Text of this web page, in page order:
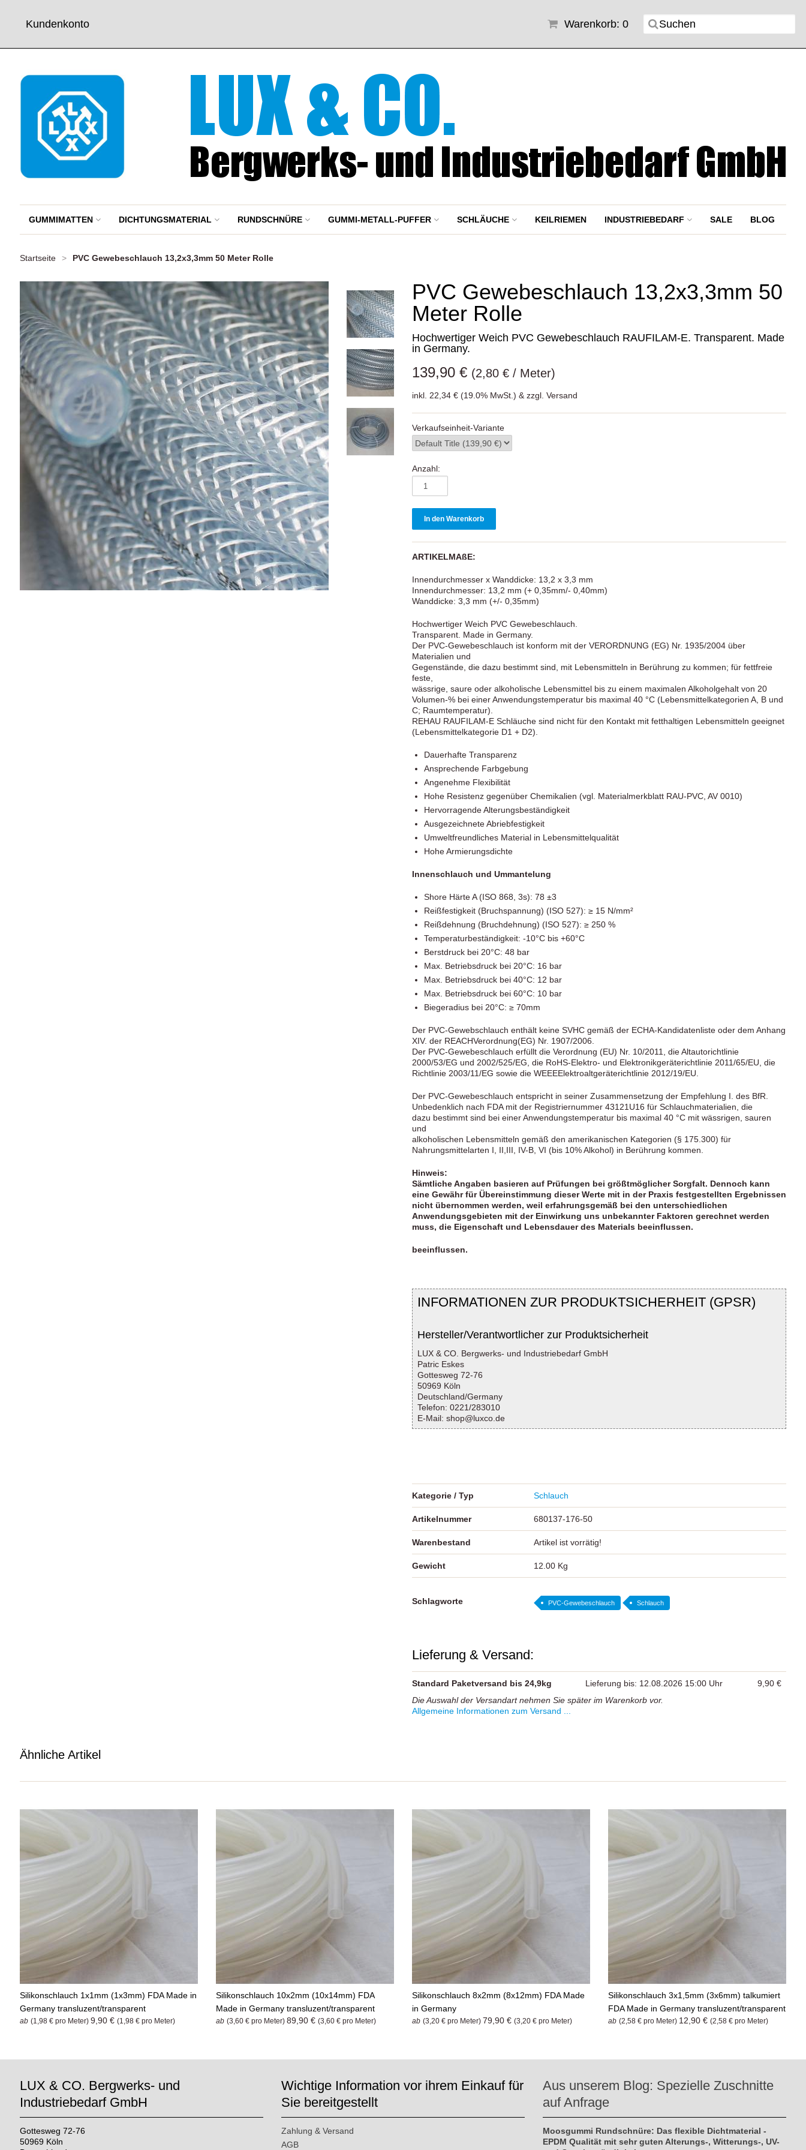
Warenkorb: 0
Kundenkonto
GUMMIMATTEN DICHTUNGSMATERIAL RUNDSCHNÜRE GUMMI-METALL-PUFFER SCHLÄUCHE KEILRIEMEN INDUSTRIEBEDARF SALE BLOG
Startseite > PVC Gewebeschlauch 13,2x3,3mm 50 Meter Rolle
PVC Gewebeschlauch 13,2x3,3mm 50
Meter Rolle
Hochwertiger Weich PVC Gewebeschlauch RAUFILAM-E. Transparent. Made
in Germany.
139,90 € (2,80 € / Meter)
inkl. 22,34 € (19.0% MwSt.) & zzgl. Versand
Verkaufseinheit-Variante
Anzahl:
ARTIKELMAßE:
Innendurchmesser x Wanddicke: 13,2 x 3,3 mm
Innendurchmesser: 13,2 mm (+ 0,35mm/- 0,40mm)
Wanddicke: 3,3 mm (+/- 0,35mm)
Hochwertiger Weich PVC Gewebeschlauch.
Transparent. Made in Germany.
Der PVC-Gewebeschlauch ist konform mit der VERORDNUNG (EG) Nr. 1935/2004 über
Materialien und
Gegenstände, die dazu bestimmt sind, mit Lebensmitteln in Berührung zu kommen; für fettfreie
feste,
wässrige, saure oder alkoholische Lebensmittel bis zu einem maximalen Alkoholgehalt von 20
Volumen-% bei einer Anwendungstemperatur bis maximal 40 °C (Lebensmittelkategorien A, B und
C; Raumtemperatur).
REHAU RAUFILAM-E Schläuche sind nicht für den Kontakt mit fetthaltigen Lebensmitteln geeignet
(Lebensmittelkategorie D1 + D2).
Dauerhafte Transparenz
Ansprechende Farbgebung
Angenehme Flexibilität
Hohe Resistenz gegenüber Chemikalien (vgl. Materialmerkblatt RAU-PVC, AV 0010)
Hervorragende Alterungsbeständigkeit
Ausgezeichnete Abriebfestigkeit
Umweltfreundliches Material in Lebensmittelqualität
Hohe Armierungsdichte
Innenschlauch und Ummantelung
Shore Härte A (ISO 868, 3s): 78 ±3
Reißfestigkeit (Bruchspannung) (ISO 527): ≥ 15 N/mm²
Reißdehnung (Bruchdehnung) (ISO 527): ≥ 250 %
Temperaturbeständigkeit: -10°C bis +60°C
Berstdruck bei 20°C: 48 bar
Max. Betriebsdruck bei 20°C: 16 bar
Max. Betriebsdruck bei 40°C: 12 bar
Max. Betriebsdruck bei 60°C: 10 bar
Biegeradius bei 20°C: ≥ 70mm
Der PVC-Gewebschlauch enthält keine SVHC gemäß der ECHA-Kandidatenliste oder dem Anhang
XIV. der REACHVerordnung(EG) Nr. 1907/2006.
Der PVC-Gewebeschlauch erfüllt die Verordnung (EU) Nr. 10/2011, die Altautorichtlinie
2000/53/EG und 2002/525/EG, die RoHS-Elektro- und Elektronikgeräterichtlinie 2011/65/EU, die
Richtlinie 2003/11/EG sowie die WEEEElektroaltgeräterichtlinie 2012/19/EU.
Der PVC-Gewebeschlauch entspricht in seiner Zusammensetzung der Empfehlung I. des BfR.
Unbedenklich nach FDA mit der Registriernummer 43121U16 für Schlauchmaterialien, die
dazu bestimmt sind bei einer Anwendungstemperatur bis maximal 40 °C mit wässrigen, sauren
und
alkoholischen Lebensmitteln gemäß den amerikanischen Kategorien (§ 175.300) für
Nahrungsmittelarten I, II,III, IV-B, VI (bis 10% Alkohol) in Berührung kommen.
Hinweis:
Sämtliche Angaben basieren auf Prüfungen bei größtmöglicher Sorgfalt. Dennoch kann
eine Gewähr für Übereinstimmung dieser Werte mit in der Praxis festgestellten Ergebnissen
nicht übernommen werden, weil erfahrungsgemäß bei den unterschiedlichen
Anwendungsgebieten mit der Einwirkung uns unbekannter Faktoren gerechnet werden
muss, die Eigenschaft und Lebensdauer des Materials beeinflussen.
beeinflussen.
INFORMATIONEN ZUR PRODUKTSICHERHEIT (GPSR)
Hersteller/Verantwortlicher zur Produktsicherheit
LUX & CO. Bergwerks- und Industriebedarf GmbH
Patric Eskes
Gottesweg 72-76
50969 Köln
Deutschland/Germany
Telefon: 0221/283010
E-Mail: shop@luxco.de
Kategorie / Typ Schlauch
Artikelnummer 680137-176-50
Warenbestand Artikel ist vorrätig!
Gewicht 12.00 Kg
Schlagworte PVC-Gewebeschlauch Schlauch
Lieferung & Versand:
Standard Paketversand bis 24,9kg Lieferung bis: 12.08.2026 15:00 Uhr
9,90 €
Die Auswahl der Versandart nehmen Sie später im Warenkorb vor.
Allgemeine Informationen zum Versand ...
Ähnliche Artikel
Silikonschlauch 1x1mm (1x3mm) FDA Made in
Germany transluzent/transparent
ab (1,98 € pro Meter) 9,90 € (1,98 € pro Meter)
Silikonschlauch 10x2mm (10x14mm) FDA
Made in Germany transluzent/transparent
ab (3,60 € pro Meter) 89,90 € (3,60 € pro Meter)
Silikonschlauch 8x2mm (8x12mm) FDA Made
in Germany
ab (3,20 € pro Meter) 79,90 € (3,20 € pro Meter)
Silikonschlauch 3x1,5mm (3x6mm) talkumiert
FDA Made in Germany transluzent/transparent
ab (2,58 € pro Meter) 12,90 € (2,58 € pro Meter)
LUX & CO. Bergwerks- und
Industriebedarf GmbH
Gottesweg 72-76
50969 Köln
Wichtige Information vor ihrem Einkauf für
Sie bereitgestellt
Zahlung & Versand
AGB
Aus unserem Blog: Spezielle Zuschnitte
auf Anfrage
Moosgummi Rundschnüre: Das flexible Dichtmaterial -
EPDM Qualität mit sehr guten Alterungs-, Witterungs-, UV-